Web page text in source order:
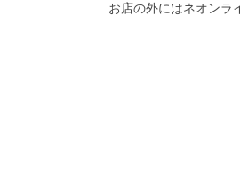
お店の外にはネオンラ